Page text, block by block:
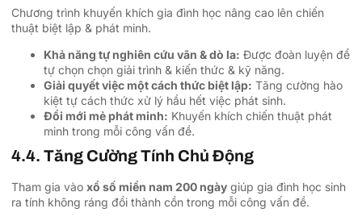
Chương trình khuyến khích gia đình học nâng cao lên chiến
thuật biệt lập & phát minh.
Khả năng tự nghiên cứu vãn & dò la: Được đoàn luyện để
tự chọn chọn giải trình & kiến thức & kỹ năng.
Giải quyết việc một cách thức biệt lập: Tăng cường hào
kiệt tự cách thức xử lý hầu hết việc phát sinh.
Đổi mới mẻ phát minh: Khuyến khích chiến thuật phát
minh trong mỗi công vấn đề.
4.4. Tăng Cường Tính Chủ Động
Tham gia vào xổ số miền nam 200 ngày giúp gia đình học sinh
ra tính không ráng đổi thành cồn trong mỗi công vấn đề.